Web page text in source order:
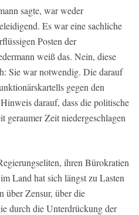
sagte, war weder
Es war eine sachliche
Posten der
weiß das. Nein, diese
Sie war notwendig. Die darauf
gegen den
darauf, dass die politische
geraumer Zeit niedergeschlagen
ihren Bürokratien
Land hat sich längst zu Lasten
über Zensur, über die
durch die Unterdrückung der